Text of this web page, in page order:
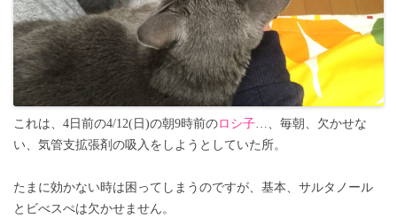
これは、4日前の4/12(日)の朝9時前のロシ子 …、毎朝、欠かせな
い、気管支拡張剤の吸入をしようとしていた所。
たまに効かない時は困ってしまうのですが、基本、サルタノール
とビべスぺは欠かせません。